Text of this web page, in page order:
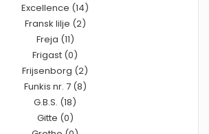
Excellence (14)
Fransk lilje (2)
Freja (11)
Frigast (0)
Frijsenborg (2)
Funkis nr. 7 (8)
G.B.S. (18)
Gitte (0)